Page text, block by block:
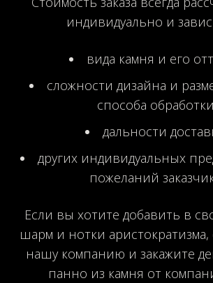
индивидуально и
вида камня и его
сложности дизайна и
способа
дальности
других индивидуальных
пожеланий
Если вы хотите добавить в
шарм и нотки аристократизма,
нашу компанию и закажите
панно из камня от